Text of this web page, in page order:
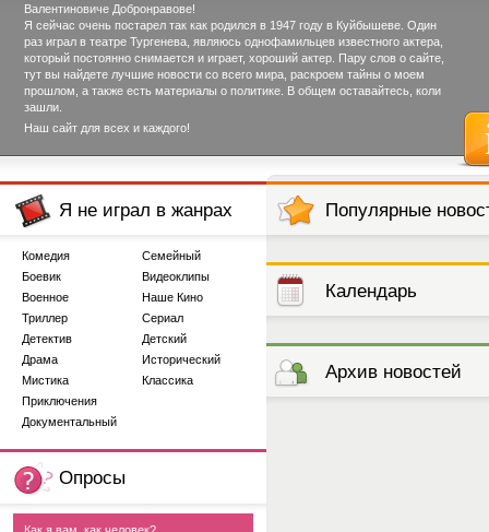
Валентиновиче Добронравове!
Я сейчас очень постарел так как родился в 1947 году в Куйбышеве. Один
раз играл в театре Тургенева, являюсь однофамильцев известного актера,
который постоянно снимается и играет, хороший актер. Пару слов о сайте,
тут вы найдете лучшие новости со всего мира, раскроем тайны о моем
прошлом, а также есть материалы о политике. В общем оставайтесь, коли
зашли.
Наш сайт для всех и каждого!
Я не играл в жанрах
Комедия
Боевик
Военное
Триллер
Детектив
Драма
Мистика
Приключения
Документальный
Семейный
Видеоклипы
Наше Кино
Сериал
Детский
Исторический
Классика
Опросы
Популярные
Календарь
выступлений
Архив новостей